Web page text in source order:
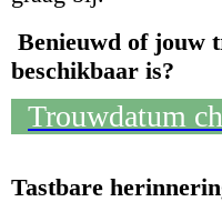
Benieuwd of jouw
beschikbaar is?
Trouwdatum
Tastbare